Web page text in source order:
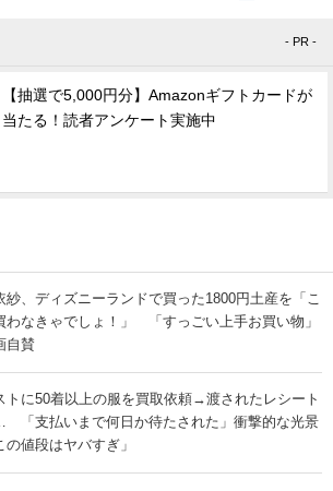
- PR -
【抽選で5,000円分】Amazonギフトカードが
当たる！読者アンケート実施中
紗、ディズニーランドで買った1800円土産を「こ
わなきゃでしょ！」 「すっごい上手お買い物」
自賛
トに50着以上の服を買取依頼→渡されたレシート
支払いまで何日か待たされた」衝撃的な光景
の値段はヤバすぎ」